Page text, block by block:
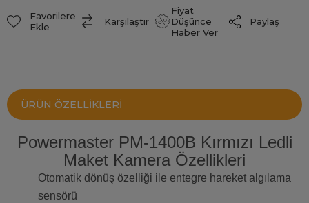
Favorilere
Ekle
Karşılaştır
Fiyat
Düşünce
Haber Ver
Paylaş
ÜRÜN ÖZELLIKLERI
Powermaster PM-1400B Kırmızı Ledli
Maket Kamera Özellikleri
Otomatik dönüş özelliği ile entegre hareket algılama
sensörü